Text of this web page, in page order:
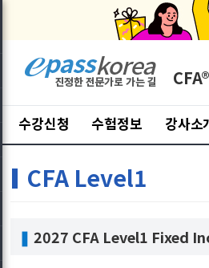
CFA®
수강신청 수험정보 강사소
CFA Level1
❚ 2027 CFA Level1 Fixed